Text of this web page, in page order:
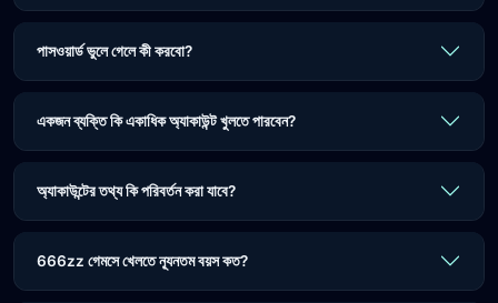
পাসওয়ার্ড ভুলে গেলে কী করবো?
একজন ব্যক্তি কি একাধিক অ্যাকাউন্ট খুলতে পারবেন?
অ্যাকাউন্টের তথ্য কি পরিবর্তন করা যাবে?
666zz গেমসে খেলতে ন্যূনতম বয়স কত?